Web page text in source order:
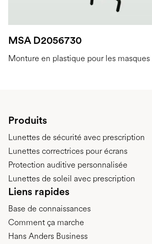
MSA D2056730
Monture en plastique pour les
Produits
Lunettes de sécurité avec prescription
Lunettes correctrices pour écrans
Protection auditive personnalisée
Lunettes de soleil avec prescription
Liens rapides
Base de connaissances
Comment ça marche
Hans Anders Business